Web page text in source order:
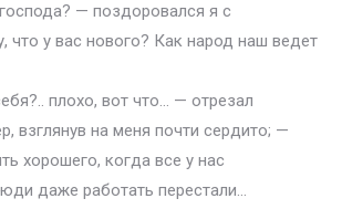
— поздоровался я с
у вас нового? Как народ наш ведет
плохо, вот что… — отрезал
взглянув на меня почти сердито; —
хорошего, когда все у нас
даже работать перестали…